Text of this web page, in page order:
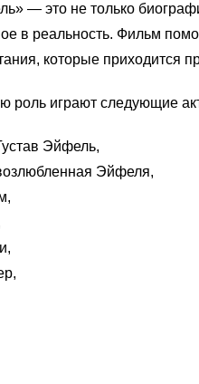
— это не только
в реальность. Фильм
которые приходится
роль играют следующие
Эйфель,
Эйфеля,